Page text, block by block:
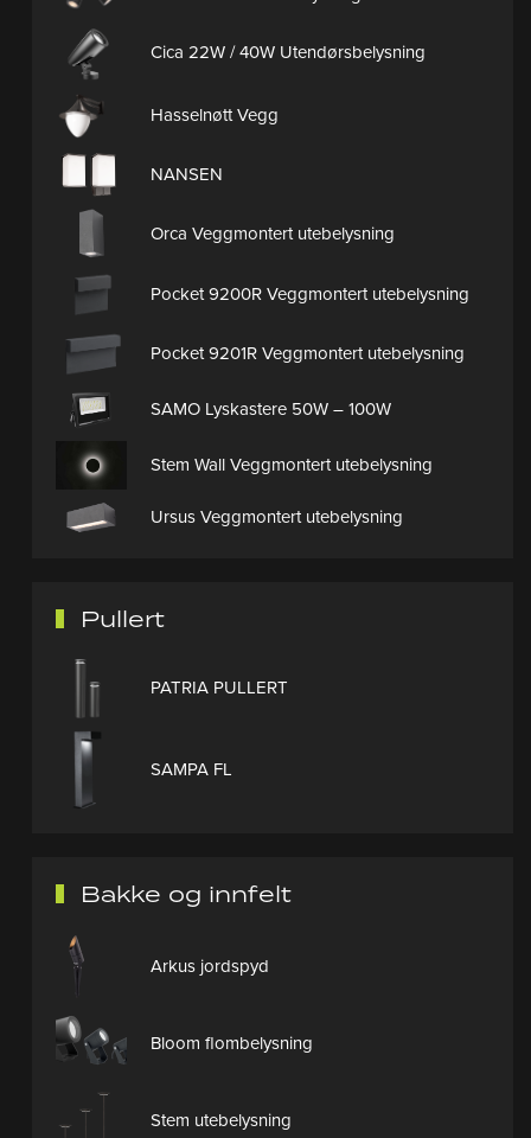
Cica 22W / 40W Utendørsbelysning
Hasselnøtt Vegg
NANSEN
Orca Veggmontert utebelysning
Pocket 9200R Veggmontert utebelysning
Pocket 9201R Veggmontert utebelysning
SAMO Lyskastere 50W – 100W
Stem Wall Veggmontert utebelysning
Ursus Veggmontert utebelysning
Pullert
PATRIA PULLERT
SAMPA FL
Bakke og innfelt
Arkus jordspyd
Bloom flombelysning
Stem utebelysning